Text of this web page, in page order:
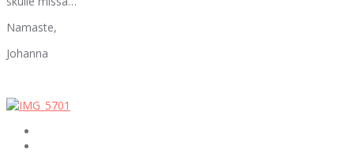
Namaste,
Johanna